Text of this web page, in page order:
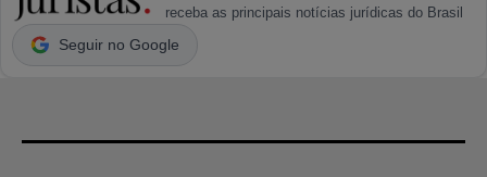
receba as principais notícias jurídicas do Brasil
Seguir no Google